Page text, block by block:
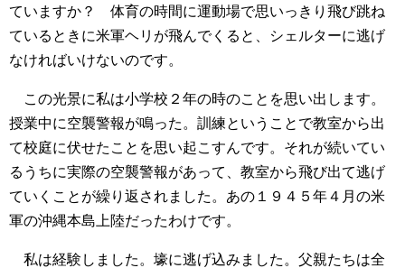
ていますか？ 体育の時間に運動場で思いっきり飛び跳ね
ているときに米軍ヘリが飛んでくると、シェルターに逃げ
なければいけないのです。
この光景に私は小学校２年の時のことを思い出します。
授業中に空襲警報が鳴った。訓練ということで教室から出
て校庭に伏せたことを思い起こすんです。それが続いてい
るうちに実際の空襲警報があって、教室から飛び出て逃げ
ていくことが繰り返されました。あの１９４５年４月の米
軍の沖縄本島上陸だったわけです。
私は経験しました。壕に逃げ込みました。父親たちは全